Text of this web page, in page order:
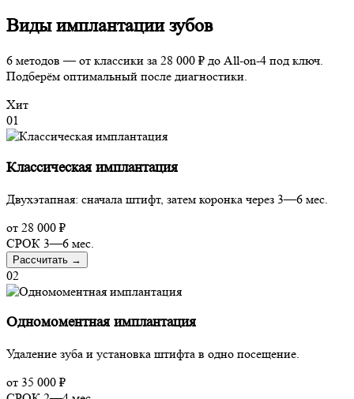
Виды имплантации зубов
6 методов — от классики за 28 000 ₽ до All-on-4 под ключ.
Подберём оптимальный после диагностики.
Хит
01
Классическая имплантация
Двухэтапная: сначала штифт, затем коронка через 3—6 мес.
от 28 000 ₽
СРОК 3—6 мес.
Рассчитать →
02
Одномоментная имплантация
Удаление зуба и установка штифта в одно посещение.
от 35 000 ₽